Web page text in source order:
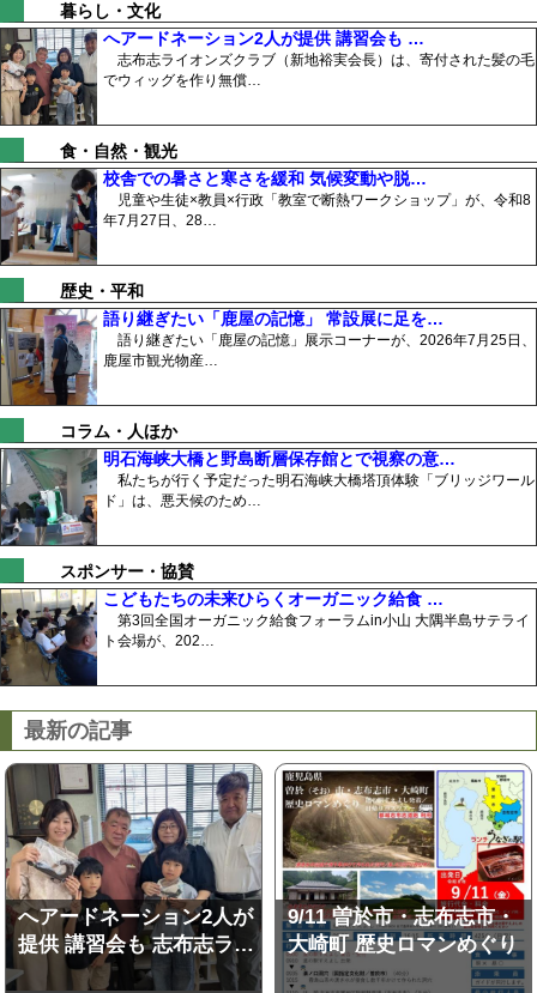
暮らし・文化
へアードネーション2人が提供 講習会も …
志布志ライオンズクラブ（新地裕実会長）は、寄付された髪の毛
でウィッグを作り無償…
食・自然・観光
校舎での暑さと寒さを緩和 気候変動や脱…
児童や生徒×教員×行政「教室で断熱ワークショップ」が、令和8
年7月27日、28…
歴史・平和
語り継ぎたい「鹿屋の記憶」 常設展に足を…
語り継ぎたい「鹿屋の記憶」展示コーナーが、2026年7月25日、
鹿屋市観光物産…
コラム・人ほか
明石海峡大橋と野島断層保存館とで視察の意…
私たちが行く予定だった明石海峡大橋塔頂体験「ブリッジワール
ド」は、悪天候のため…
スポンサー・協賛
こどもたちの未来ひらくオーガニック給食 …
第3回全国オーガニック給食フォーラムin小山 大隅半島サテライ
ト会場が、202…
最新の記事
へアードネーション2人が
提供 講習会も 志布志ラ…
9/11 曽於市・志布志市・
大崎町 歴史ロマンめぐり